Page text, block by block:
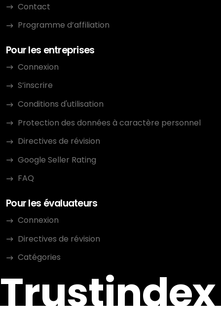
Contact
Programme d’affiliation
Pour les entreprises
Connexion
S’inscrire
Conditions d'utilisation
Protection des données à caractère personnel
Directives de révision
Google Seller Rating
FAQ
Pour les évaluateurs
Connexion
Directives de révision
Catégories
Trustindex